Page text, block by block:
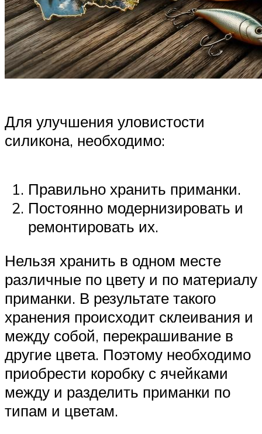
Для улучшения уловистости
силикона, необходимо:
Правильно хранить приманки.
Постоянно модернизировать и
ремонтировать их.
Нельзя хранить в одном месте
различные по цвету и по материалу
приманки. В результате такого
хранения происходит склеивания и
между собой, перекрашивание в
другие цвета. Поэтому необходимо
приобрести коробку с ячейками
между и разделить приманки по
типам и цветам.